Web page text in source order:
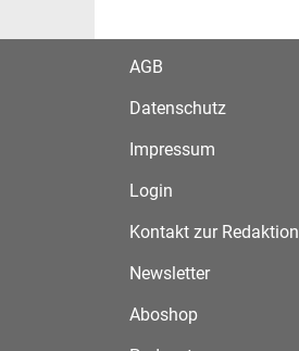
AGB
Datenschutz
Impressum
Login
Kontakt zur Redaktion
Newsletter
Aboshop